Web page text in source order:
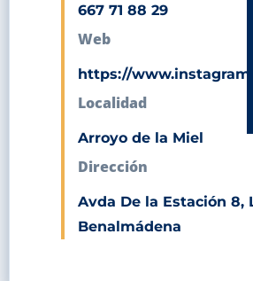
667 71 88 29
Web
https://
Localidad
Arroyo de la Miel
Dirección
Avda De la Estación 8,
Benalmádena